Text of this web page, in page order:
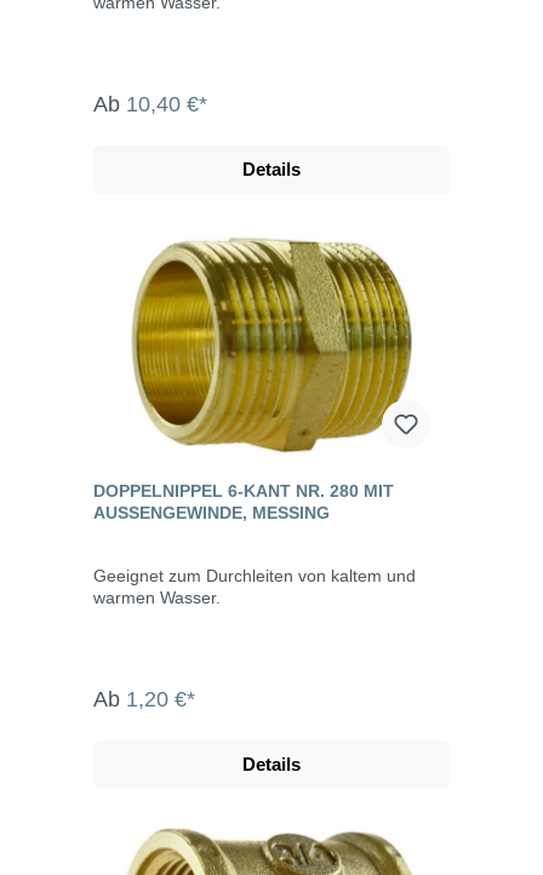
Ab 10,40 €*
Details
DOPPELNIPPEL 6-KANT NR. 280 MIT
AUSSENGEWINDE, MESSING
Geeignet zum Durchleiten von kaltem und
warmen Wasser.
Ab 1,20 €*
Details